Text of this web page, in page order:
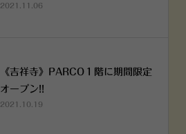
2021.11.06
《吉祥寺》PARCO１階に期間限定
オープン!!
2021.10.19